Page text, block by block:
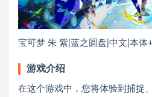
宝可梦 朱 紫|蓝之圆盘|中文|本体
游戏介绍
在这个游戏中，您将体验到捕捉